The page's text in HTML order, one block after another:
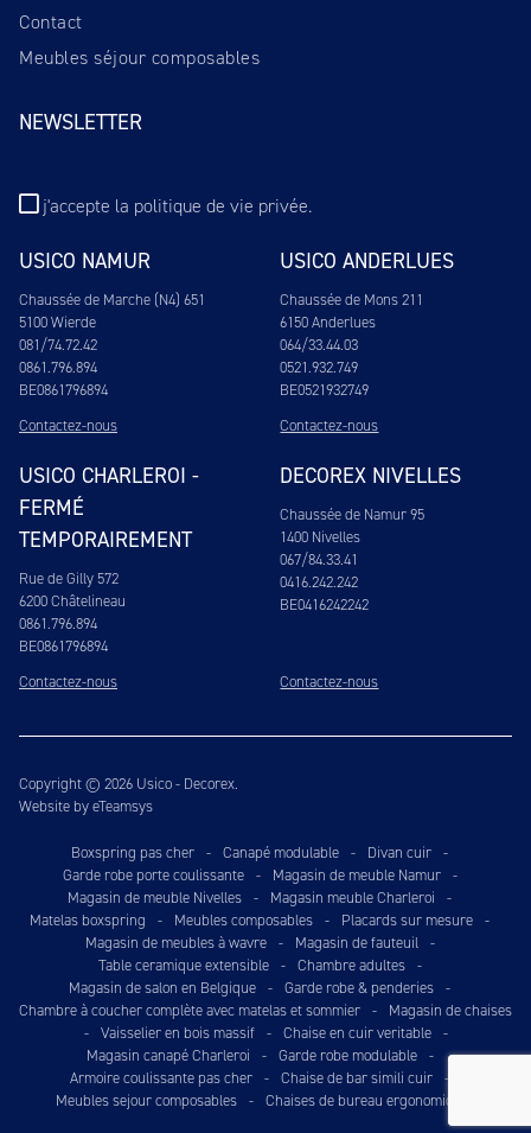
Contact
Meubles séjour composables
NEWSLETTER
j'accepte la politique de vie privée.
USICO NAMUR
Chaussée de Marche (N4) 651
5100 Wierde
081/74.72.42
0861.796.894
BE0861796894
Contactez-nous
USICO ANDERLUES
Chaussée de Mons 211
6150 Anderlues
064/33.44.03
0521.932.749
BE0521932749
Contactez-nous
USICO CHARLEROI -
FERMÉ
TEMPORAIREMENT
Rue de Gilly 572
6200 Châtelineau
0861.796.894
BE0861796894
Contactez-nous
DECOREX NIVELLES
Chaussée de Namur 95
1400 Nivelles
067/84.33.41
0416.242.242
BE0416242242
Contactez-nous
Copyright © 2026 Usico - Decorex.
Website by eTeamsys
Boxspring pas cher - Canapé modulable - Divan cuir -
Garde robe porte coulissante
- Magasin de meuble Namur
-
Magasin de meuble Nivelles - Magasin meuble Charleroi
-
Matelas boxspring
- Meubles composables - Placards sur mesure -
Magasin de meubles à wavre
- Magasin de fauteuil
-
Table ceramique extensible
- Chambre adultes
-
Magasin de salon en Belgique - Garde robe & penderies -
Chambre à coucher complète avec matelas et sommier -
Magasin de chaises
-
Vaisselier en bois massif - Chaise en cuir veritable
-
Magasin canapé Charleroi
- Garde robe modulable
-
Armoire coulissante pas cher - Chaise de bar simili cuir -
Meubles sejour composables
- Chaises de bureau ergonomiques